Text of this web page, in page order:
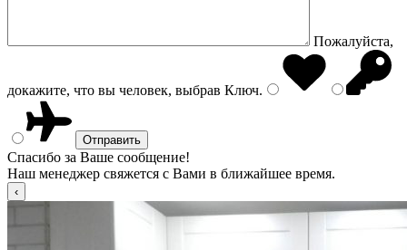
Пожалуйста,
докажите, что вы человек, выбрав Ключ.
Спасибо за Ваше сообщение!
Наш менеджер свяжется с Вами в ближайшее время.